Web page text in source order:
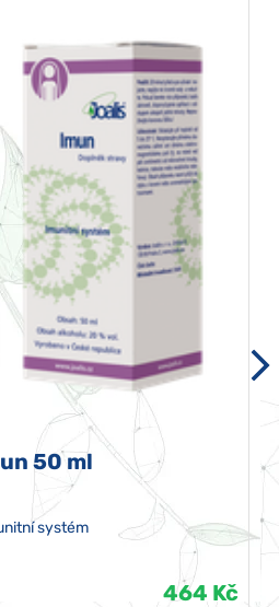
50 ml
systém
464 Kč